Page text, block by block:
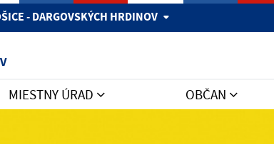
- DARGOVSKÝCH HRDINOV
MIESTNY ÚRAD OBČAN